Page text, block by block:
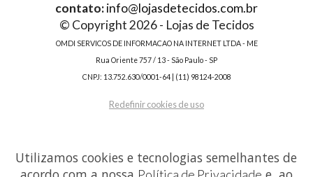
contato:info@lojasdetecidos.com.br
© Copyright 2026 - Lojas de Tecidos
OMDI SERVICOS DE INFORMACAO NA INTERNET LTDA - ME
Rua Oriente 757 / 13 - São Paulo - SP
CNPJ: 13.752.630/0001-64 | (11) 98124-2008
Redefinir cookies de uso
Utilizamos cookies e tecnologias semelhantes de